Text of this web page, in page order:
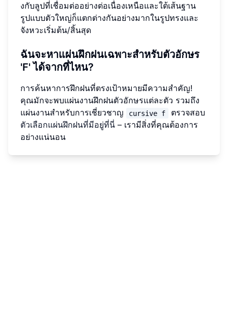
งกับลูปที่เชื่อมต่ออย่างต่อเนื่องเหนือและใต้เส้นฐาน
รูปแบบตัวใหญ่ก็แตกต่างกันอย่างมากในรูปทรงและ
จังหวะเริ่มต้น/สิ้นสุด
ฉันจะหาแผ่นฝึกฝนเฉพาะสำหรับตัวอักษร
'F' ได้จากที่ไหน?
การค้นหาการฝึกฝนที่ตรงเป้าหมายมีความสำคัญ!
คุณมักจะพบแผ่นงานฝึกฝนตัวอักษรแต่ละตัว รวมถึง
แผ่นงานสำหรับการเชี่ยวชาญ
cursive f
ตรวจสอบ
ตัวเลือกแผ่นฝึกฝนที่มีอยู่ที่นี่ – เรามีสิ่งที่คุณต้องการ
อย่างแน่นอน